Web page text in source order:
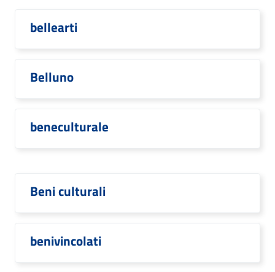
bellearti
Belluno
beneculturale
Beni culturali
benivincolati